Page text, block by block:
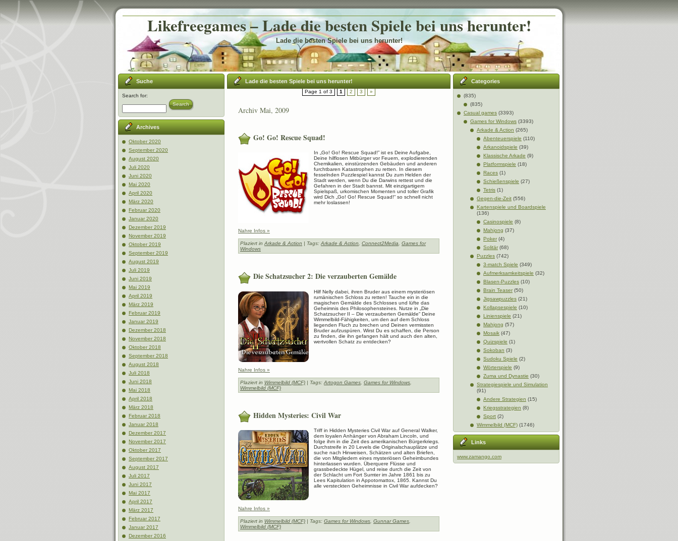
Likefreegames – Lade die besten Spiele bei uns herunter!
Lade die besten Spiele bei uns herunter!
Suche
Search for:
Search
Archives
Oktober 2020
September 2020
August 2020
Juli 2020
Juni 2020
Mai 2020
April 2020
März 2020
Februar 2020
Januar 2020
Dezember 2019
November 2019
Oktober 2019
September 2019
August 2019
Juli 2019
Juni 2019
Mai 2019
April 2019
März 2019
Februar 2019
Januar 2019
Dezember 2018
November 2018
Oktober 2018
September 2018
August 2018
Juli 2018
Juni 2018
Mai 2018
April 2018
März 2018
Februar 2018
Januar 2018
Dezember 2017
November 2017
Oktober 2017
September 2017
August 2017
Juli 2017
Juni 2017
Mai 2017
April 2017
März 2017
Februar 2017
Januar 2017
Dezember 2016
Lade die besten Spiele bei uns herunter!
Page 1 of 3 1 2 3 »
Archiv Mai, 2009
Go! Go! Rescue Squad!
In „Go! Go! Rescue Squad!” ist es Deine Aufgabe,
Deine hilflosen Mitbürger vor Feuern, explodierenden
Chemikalien, einstürzenden Gebäuden und anderen
furchtbaren Katastrophen zu retten. In diesem
fesselnden Puzzlespiel kannst Du zum Helden der
Stadt werden, wenn Du die Darwins rettest und die
Gefahren in der Stadt bannst. Mit einzigartigem
Spielspaß, urkomischen Momenten und toller Grafik
wird Dich „Go! Go! Rescue Squad!“ so schnell nicht
mehr loslassen!
Nahre Infos »
Plaziert inArkade & Action | Tags:Arkade & Action, Connect2Media, Games for
Windows
Die Schatzsucher 2: Die verzauberten Gemälde
Hilf Nelly dabei, ihren Bruder aus einem mysteriösen
rumänischen Schloss zu retten! Tauche ein in die
magischen Gemälde des Schlosses und lüfte das
Geheimnis des Philosophensteines. Nutze in „Die
Schatzsucher II – Die verzauberten Gemälde“ Deine
Wimmelbild-Fähigkeiten, um den auf dem Schloss
liegenden Fluch zu brechen und Deinen vermissten
Bruder aufzuspüren. Wirst Du es schaffen, die Person
zu finden, die ihn gefangen hält und auch den alten,
wertvollen Schatz zu entdecken?
Nahre Infos »
Plaziert in Wimmelbild (MCF) | Tags: Artogon Games Games for Windows
Wimmelbild (MCF)
Hidden Mysteries: Civil War
Triff in Hidden Mysteries Civil War auf General Walker,
dem loyalen Anhänger von Abraham Lincoln, und
folge ihm in die Zeit des amerikanischen Bürgerkriegs.
Durchstreife in 20 Levels die Originalschauplätze und
suche nach Hinweisen, Schätzen und alten Briefen,
die von Mitgliedern eines mysteriösen Geheimbundes
hinterlassen wurden. Überquere Flüsse und
grassbedeckte Hügel, und reise durch die Zeit von
der Schlacht um Fort Sumter im Jahre 1861 bis zu
Lees Kapitulation in Appotomattox, 1865. Kannst Du
alle versteckten Geheimnisse in Civil War aufdecken?
Nahre Infos »
Plaziert in Wimmelbild (MCF) | Tags: Games for Windows Gunnar Games
Wimmelbild (MCF)
Categories
(835)
(835)
Casual games (3393)
Games for Windows (3393)
Arkade & Action (265)
Abenteuerspiele (110)
Arkanoidspiele (39)
Klassische Arkade (9)
Platformspiele (18)
Races (1)
Schießenspiele (27)
Tetris (1)
Gegen-die-Zeit (556)
Kartenspiele und Boardspiele
(136)
Casinospiele (8)
Mahjong (37)
Poker(4)
Solitär(68)
Puzzles (742)
3-match Spiele (349)
Aufmerksamkeitspiele (32)
Blasen-Puzzles (10)
Brain Teaser(50)
Jigsawpuzzles (21)
Kollapsespiele (10)
Linienspiele (21)
Mahjong (57)
Mosaik (47)
Quizspiele (1)
Sokoban (3)
Sudoku Spiele (2)
Wörterspiele (9)
Zuma und Dynastie (30)
Strategiespiele und Simulation
(91)
Andere Strategien (15)
Kriegsstrategien (8)
Sport (2)
Wimmelbild (MCF) (1746)
Links
www.zamango.com